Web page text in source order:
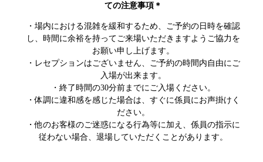
ての注意事項＊
・場内における混雑を緩和するため、ご予約の日時を確認
し、時間に余裕を持ってご来場いただきますようご協力を
お願い申し上げます。
・レセプションはございません、ご予約の時間内自由にご
入場が出来ます。
・終了時間の30分前までにご入場ください。
・体調に違和感を感じた場合は、すぐに係員にお声掛けく
ださい。
・他のお客様のご迷惑になる行為等に加え、係員の指示に
従わない場合、退場していただくことがあります。